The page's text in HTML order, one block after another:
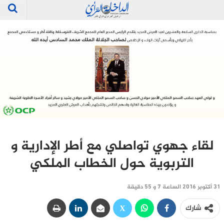
لقاء جهوي تواصلي مع أطر الإدارية و
التربوية حول الخطاب الملكي
31 أكتوبر 2016 الساعة 7 و 55 دقيقة
شارك